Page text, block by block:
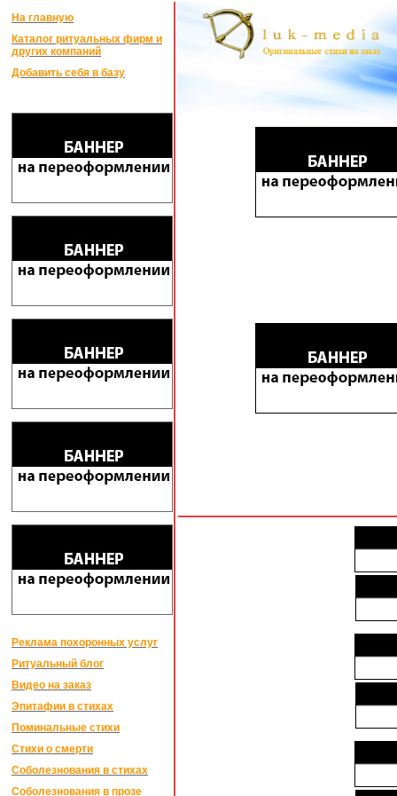
На главную
Каталог ритуальных фирм и
других компаний
Добавить себя в базу
Реклама похоронных услуг
Ритуальный блог
Видео на заказ
Эпитафии в стихах
Поминальные стихи
Стихи о смерти
Соболезнования в стихах
Соболезнования в прозе